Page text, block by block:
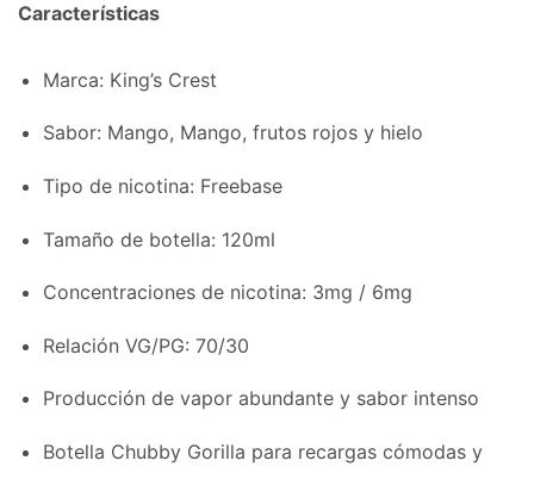
Características
Marca: King’s Crest
Sabor: Mango, Mango, frutos rojos y hielo
Tipo de nicotina: Freebase
Tamaño de botella: 120ml
Concentraciones de nicotina: 3mg / 6mg
Relación VG/PG: 70/30
Producción de vapor abundante y sabor intenso
Botella Chubby Gorilla para recargas cómodas y